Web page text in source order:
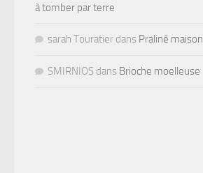
à tomber par terre
sarah Touratier dans Praliné maison
SMIRNIOS dans Brioche moelleuse